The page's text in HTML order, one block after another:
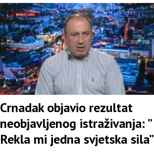
Crnadak objavio rezultat
neobjavljenog istraživanja: ”
Rekla mi jedna svjetska sila”